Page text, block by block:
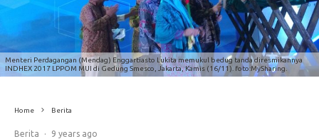
Menteri Perdagangan (Mendag) Enggartiasto Lukita memukul bedug tanda diresmikannya
INDHEX 2017 LPPOM MUI di Gedung Smesco, Jakarta, Kamis (16/11). foto:MySharing.
Home Berita
Berita · 9 years ago